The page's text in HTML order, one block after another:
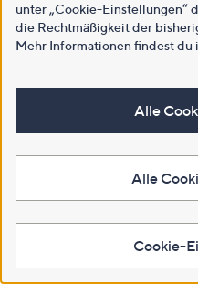
unter „Cookie-Einstellungen“
die Rechtmäßigkeit der
Mehr Informationen findest du
Alle
Alle
Cookie-